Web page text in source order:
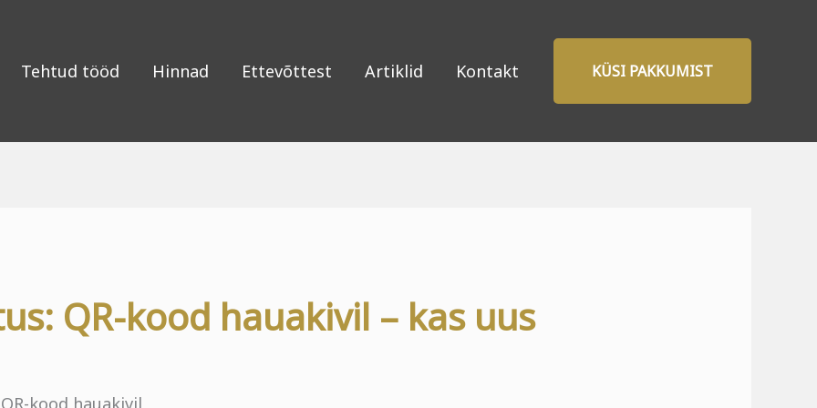
Tehtud tööd Hinnad Ettevõttest Artiklid Kontakt KÜSI PAKKUMIST
QR-kood hauakivil – kas uus
QR-kood hauakivil